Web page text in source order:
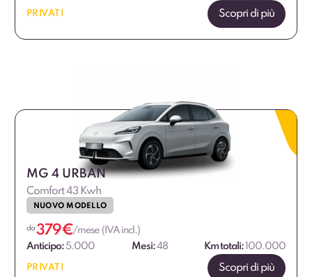
PRIVATI Scopri di più
MG 4 URBAN
Comfort 43 Kwh
NUOVO MODELLO
da 379€/mese (IVA incl.)
Anticipo: 5.000 Mesi:48 Km totali: 100.000
PRIVATI Scopri di più